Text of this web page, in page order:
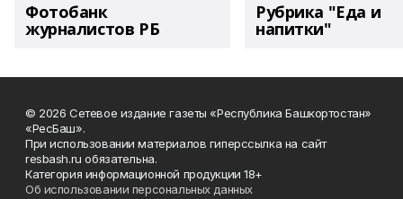
Фотобанк
журналистов РБ
Рубрика "Еда и
напитки"
© 2026 Сетевое издание газеты «Республика Башкортостан»
«РесБаш».
При использовании материалов гиперссылка на сайт
resbash.ru обязательна.
Категория информационной продукции 18+
Об использовании персональных данных